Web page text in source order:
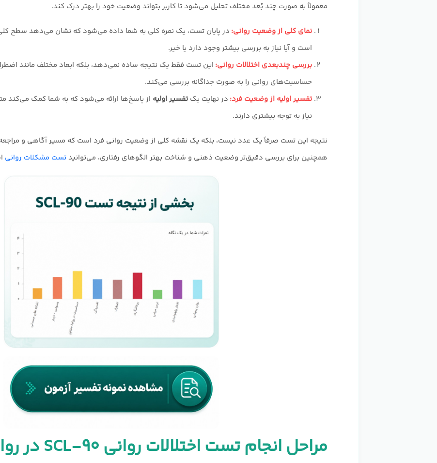
معمولاً به صورت چند بُعد مختلف تحلیل می‌شود تا کاربر بتواند وضعیت خود را بهتر درک کند.
نمای کلی از وضعیت روانی: در پایان تست، یک نمره کلی به شما داده می‌شود که نشان می‌دهد سطح
است و آیا نیاز به بررسی بیشتر وجود دارد یا خیر.
بررسی چندبعدی اختلالات روانی: این تست فقط یک نتیجه ساده نمی‌دهد، بلکه ابعاد مختلف مانند
حساسیت‌های روانی را به صورت جداگانه بررسی می‌کند.
تفسیر اولیه از وضعیت فرد: در نهایت یکتفسیر اولیه از پاسخ‌ها ارائه می‌شود که به شما کمک می‌کند
نیاز به توجه بیشتری دارند.
نتیجه این تست صرفاً یک عدد نیست، بلکه یک نقشه کلی از وضعیت روانی فرد است که مسیر آگاهی و
همچنین برای بررسی دقیق‌تر وضعیت ذهنی و شناخت بهتر الگوهای رفتاری، می‌توانیدتست مشکلات روانی
مراحل انجام تست اختلالات روانی SCL-۹۰ در روان رشد